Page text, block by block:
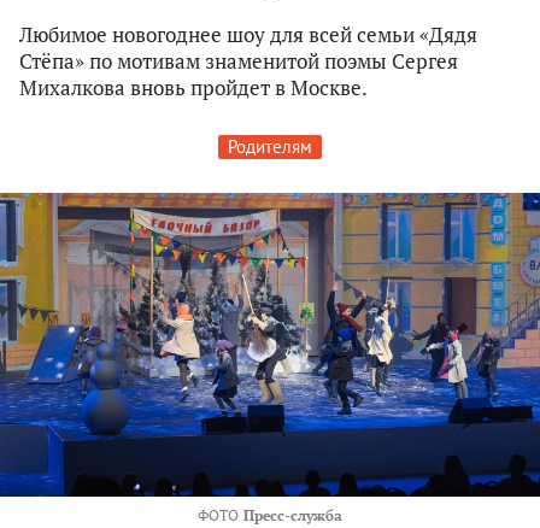
Любимое новогоднее шоу для всей семьи «Дядя
Стёпа» по мотивам знаменитой поэмы Сергея
Михалкова вновь пройдет в Москве.
Родителям
ФОТО Пресс-служба